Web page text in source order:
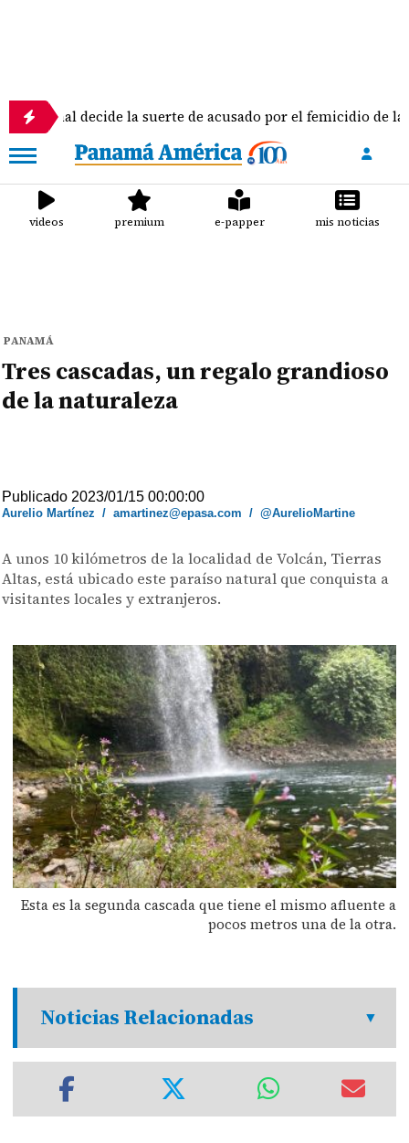
decide la suerte de acusado por el femicidio de la docente
videos premium e-papper mis noticias
PANAMÁ
Tres cascadas, un regalo grandioso
de la naturaleza
Publicado 2023/01/15 00:00:00
Aurelio Martínez /amartinez@epasa.com /@AurelioMartine
A unos 10 kilómetros de la localidad de Volcán, Tierras
Altas, está ubicado este paraíso natural que conquista a
visitantes locales y extranjeros.
Esta es la segunda cascada que tiene el mismo afluente a
pocos metros una de la otra.
Noticias Relacionadas